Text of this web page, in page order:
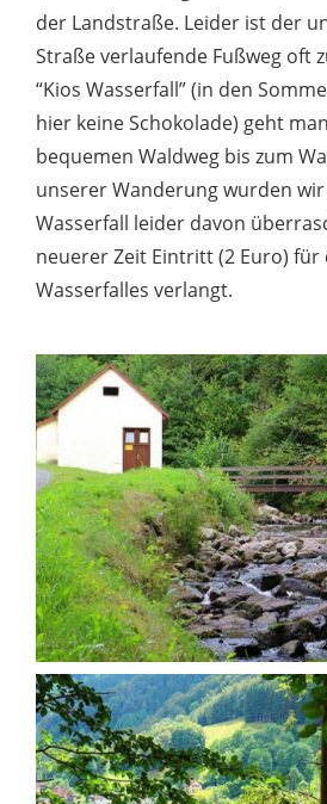
der Landstraße. Leider ist der
Straße verlaufende Fußweg oft
“Kios Wasserfall” (in den
hier keine Schokolade) geht
bequemen Waldweg bis zum
unserer Wanderung wurden wir
Wasserfall leider davon
neuerer Zeit Eintritt (2 Euro) für
Wasserfalles verlangt.